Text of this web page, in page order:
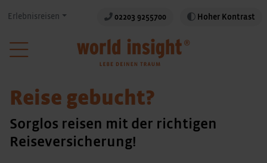
Erlebnisreisen 02203 9255700 Hoher Kontrast
Reise gebucht?
Sorglos reisen mit der richtigen
Reiseversicherung!